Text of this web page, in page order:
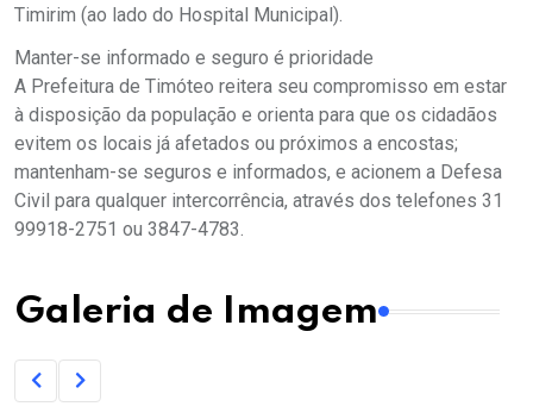
Timirim (ao lado do Hospital Municipal).
Manter-se informado e seguro é prioridade
A Prefeitura de Timóteo reitera seu compromisso em estar
à disposição da população e orienta para que os cidadãos
evitem os locais já afetados ou próximos a encostas;
mantenham-se seguros e informados, e acionem a Defesa
Civil para qualquer intercorrência, através dos telefones 31
99918-2751 ou 3847-4783.
Galeria de Imagem